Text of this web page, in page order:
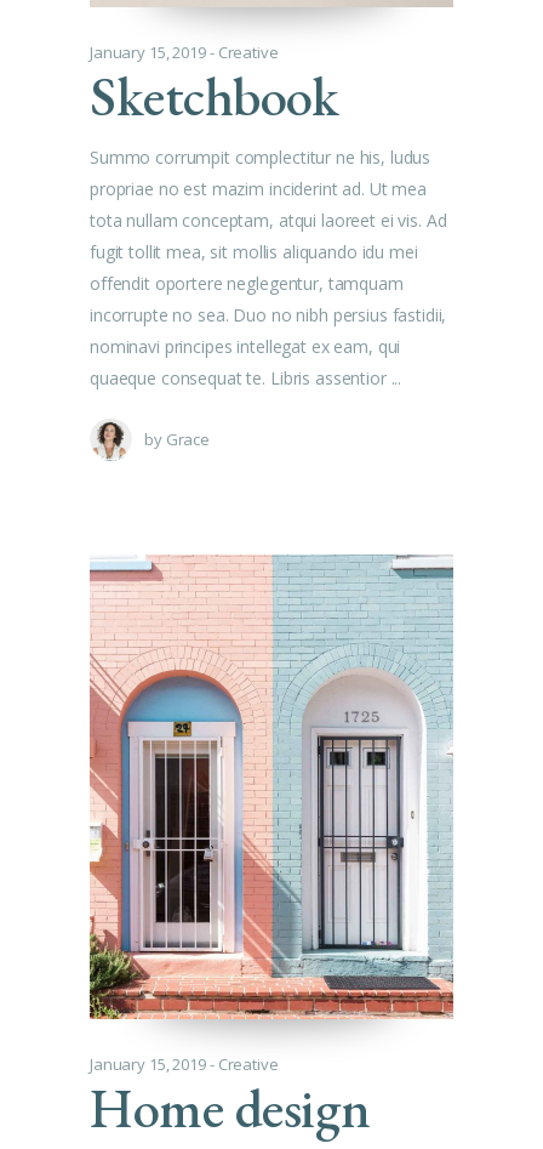
January 15, 2019 Creative
Sketchbook
Summo corrumpit complectitur ne his, ludus
propriae no est mazim inciderint ad. Ut mea
tota nullam conceptam, atqui laoreet ei vis. Ad
fugit tollit mea, sit mollis aliquando idu mei
offendit oportere neglegentur, tamquam
incorrupte no sea. Duo no nibh persius fastidii,
nominavi principes intellegat ex eam, qui
quaeque consequat te. Libris assentior
by Grace
January 15, 2019 Creative
Home design